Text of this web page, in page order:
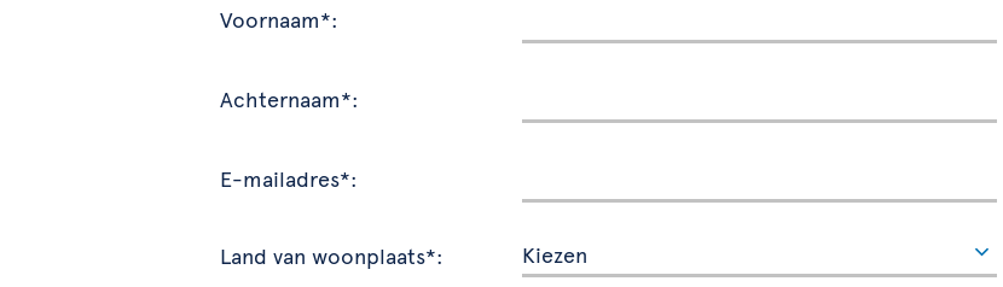
Voornaam*:
Achternaam*:
E-mailadres*:
Land van woonplaats*: